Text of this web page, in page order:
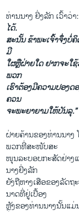
ທ່ານ​ນາງ ຢິ່ງລັກ ​ເວົ້າ​ວ່າ:
ໄດ້.
ສະ​ນັ້ນ ຂ້າພະ​ເຈົ້າຈຶ່ງບໍ່​
ມີ​
ໃຜຫຼື​ຝ່າຍ​ໃດ ຢາກຈະ​ໃ
ພວກ​
ເຮົາ​ຕ້ອງ​ມີ​ຄວາມປອງ​
ຄວນ​
ຈະ​ພະຍາຍາມ​ໃຫ້​ບັນລຸ.”
ຝ່າຍ​ຄ້ານ​ຂອງ​ທ່ານ​ນາ
ພວກ​ທີ່​ສະໜັບສະ
ໜຸນ​ລະບອບ​ກະສັດ​ຢ່າງ​
ນາງຢິ່ງລັກ
ຍັງ​ຖື​ຫາງ​ເສືອ​ຂອງ​ລັດຖ
ນາດ​ທີ່ຢູ່ເບື້ອງ
ຫຼັງ​ຂອງ​ທ່ານ​ນາງ​ນັ້ນແ